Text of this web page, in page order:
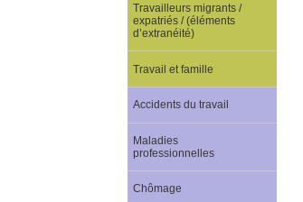
Travailleurs migrants /
expatriés / (éléments
d’extranéité)
Travail et famille
Accidents du travail
Maladies
professionnelles
Chômage